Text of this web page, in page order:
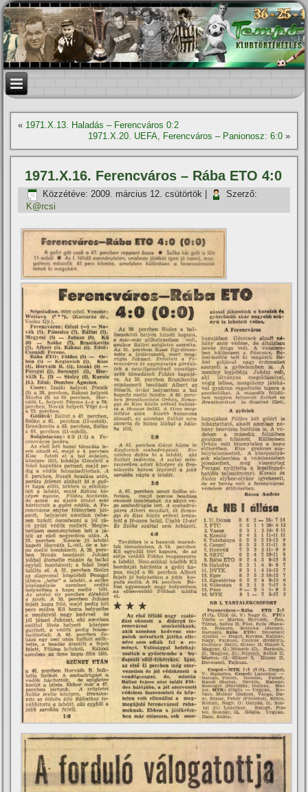
« 1971.X.13. Haladás – Ferencváros 0:2
1971.X.20. UEFA, Ferencváros – Panionosz: 6:0»
1971.X.16. Ferencváros – Rába ETO 4:0
Közzétéve: 2009. március 12. csütörtök
Szerző:
K@rcsi